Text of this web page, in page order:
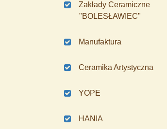
Zakłady Ceramiczne
"BOLESŁAWIEC"
Manufaktura
Ceramika Artystyczna
YOPE
HANIA